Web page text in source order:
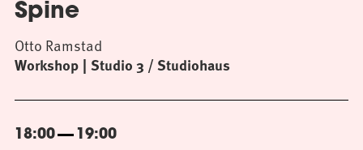
Spine
Workshop Studio 3 / Studiohaus
Otto Ramstad
18:00 19:00